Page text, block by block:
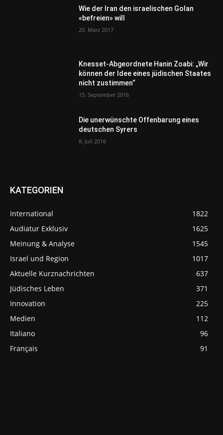
Wie der Iran den israelischen Golan
«befreien» will
20. März 2017
Knesset-Abgeordnete Hanin Zoabi: „Wir
können der Idee eines jüdischen Staates
nicht zustimmen“
15. September 2016
Die unerwünschte Offenbarung eines
deutschen Syrers
8. Juli 2016
KATEGORIEN
International
1822
Audiatur Exklusiv
1625
Meinung & Analyse
1545
Israel und Region
1017
Aktuelle Kurznachrichten
637
Jüdisches Leben
371
Innovation
225
Medien
112
Italiano
96
Français
91